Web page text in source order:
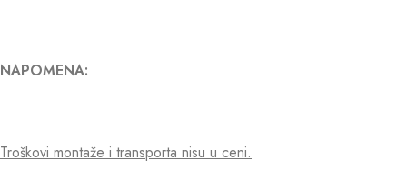
NAPOMENA:
Troškovi montaže i transporta nisu u ceni.